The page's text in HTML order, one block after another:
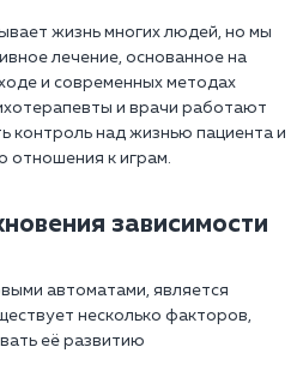
жизнь многих людей, но мы
лечение, основанное на
и современных методах
и врачи работают
контроль над жизнью пациента и
отношения к играм.
зависимости
автоматами, является
несколько факторов,
её развитию